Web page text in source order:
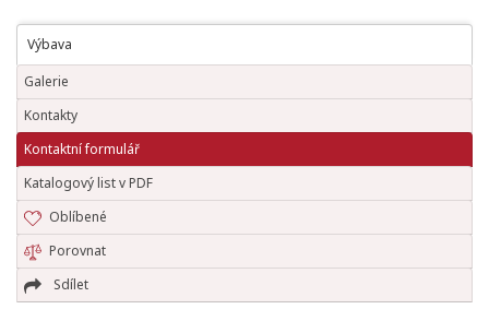
Výbava
Galerie
Kontakty
Kontaktní formulář
Katalogový list v PDF
Oblíbené
Porovnat
Sdílet